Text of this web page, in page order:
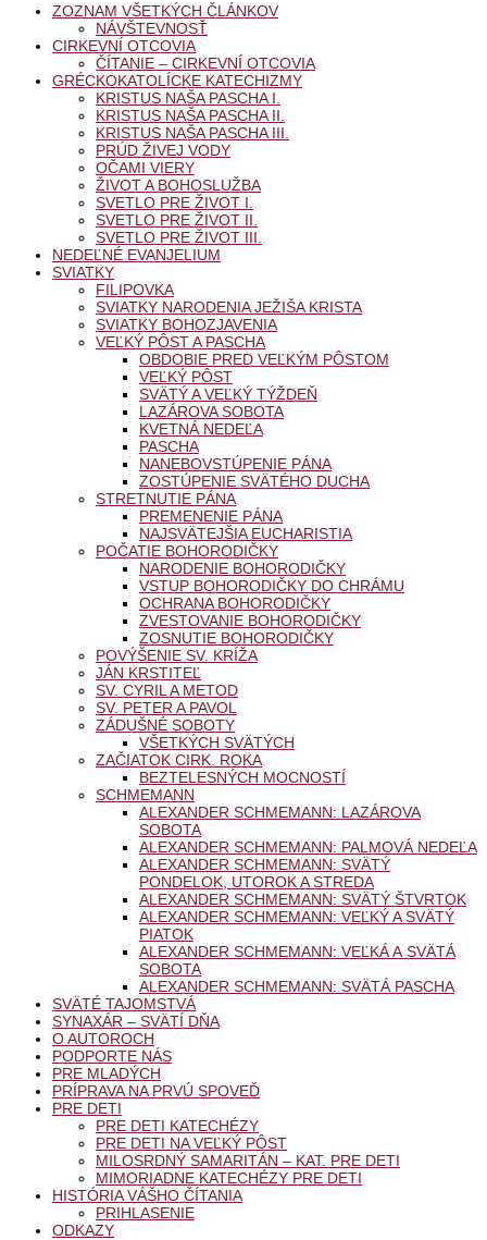
ZOZNAM VŠETKÝCH ČLÁNKOV
NÁVŠTEVNOSŤ
CIRKEVNÍ OTCOVIA
ČÍTANIE – CIRKEVNÍ OTCOVIA
GRÉCKOKATOLÍCKE KATECHIZMY
KRISTUS NAŠA PASCHA I.
KRISTUS NAŠA PASCHA II.
KRISTUS NAŠA PASCHA III.
PRÚD ŽIVEJ VODY
OČAMI VIERY
ŽIVOT A BOHOSLUŽBA
SVETLO PRE ŽIVOT I.
SVETLO PRE ŽIVOT II.
SVETLO PRE ŽIVOT III.
NEDEĽNÉ EVANJELIUM
SVIATKY
FILIPOVKA
SVIATKY NARODENIA JEŽIŠA KRISTA
SVIATKY BOHOZJAVENIA
VEĽKÝ PÔST A PASCHA
OBDOBIE PRED VEĽKÝM PÔSTOM
VEĽKÝ PÔST
SVÄTÝ A VEĽKÝ TÝŽDEŇ
LAZÁROVA SOBOTA
KVETNÁ NEDEĽA
PASCHA
NANEBOVSTÚPENIE PÁNA
ZOSTÚPENIE SVÄTÉHO DUCHA
STRETNUTIE PÁNA
PREMENENIE PÁNA
NAJSVÄTEJŠIA EUCHARISTIA
POČATIE BOHORODIČKY
NARODENIE BOHORODIČKY
VSTUP BOHORODIČKY DO CHRÁMU
OCHRANA BOHORODIČKY
ZVESTOVANIE BOHORODIČKY
ZOSNUTIE BOHORODIČKY
POVÝŠENIE SV. KRÍŽA
JÁN KRSTITEĽ
SV. CYRIL A METOD
SV. PETER A PAVOL
ZÁDUŠNÉ SOBOTY
VŠETKÝCH SVÄTÝCH
ZAČIATOK CIRK. ROKA
BEZTELESNÝCH MOCNOSTÍ
SCHMEMANN
ALEXANDER SCHMEMANN: LAZÁROVA
SOBOTA
ALEXANDER SCHMEMANN: PALMOVÁ NEDEĽA
ALEXANDER SCHMEMANN: SVÄTÝ
PONDELOK, UTOROK A STREDA
ALEXANDER SCHMEMANN: SVÄTÝ ŠTVRTOK
ALEXANDER SCHMEMANN: VEĽKÝ A SVÄTÝ
PIATOK
ALEXANDER SCHMEMANN: VEĽKÁ A SVÄTÁ
SOBOTA
ALEXANDER SCHMEMANN: SVÄTÁ PASCHA
SVÄTÉ TAJOMSTVÁ
SYNAXÁR – SVÄTÍ DŇA
O AUTOROCH
PODPORTE NÁS
PRE MLADÝCH
PRÍPRAVA NA PRVÚ SPOVEĎ
PRE DETI
PRE DETI KATECHÉZY
PRE DETI NA VEĽKÝ PÔST
MILOSRDNÝ SAMARITÁN – KAT. PRE DETI
MIMORIADNE KATECHÉZY PRE DETI
HISTÓRIA VÁŠHO ČÍTANIA
PRIHLASENIE
ODKAZY